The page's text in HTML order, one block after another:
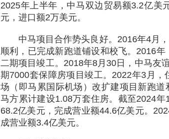
2025年上半年，中马双边贸易额3.2亿美
元，进口额2万美元。
中马项目合作势头良好。2016年4月
顺利，已完成新跑道铺设和校飞。2016
二期项目竣工。2018年8月30日，中马友
期7000套保障房项目竣工。2022年3月
场（即马累国际机场）改扩建项目新跑
马方累计建设1.08万套住房。截至2024
68.2亿美元，完成营业额44.6亿美元。
成营业额3.4亿美元。